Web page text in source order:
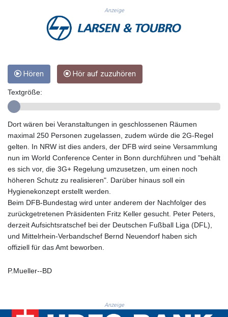
GBP 0.857373
GEL 3.018718
GGP 0.857481
GMD 84.845162
GYD 241.124538
HKD 9.054775
HNL 30.893904
HRK 7.535207
HTG 150.703267
HUF 363.227272
IDR 20683.84493
ILS 3.477857
IMP 0.857481
INR 109.853402
IQD 1509.981531
IRR
1587015.850814
KES 149.373012
KGS 100.948559
Anzeige
Hören Hör auf zuzuhören
Textgröße:
Dort wären bei Veranstaltungen in geschlossenen Räumen
maximal 250 Personen zugelassen, zudem würde die 2G-Regel
gelten. In NRW ist dies anders, der DFB wird seine Versammlung
nun im World Conference Center in Bonn durchführen und "behält
es sich vor, die 3G+ Regelung umzusetzen, um einen noch
höheren Schutz zu realisieren". Darüber hinaus soll ein
Hygienekonzept erstellt werden.
Beim DFB-Bundestag wird unter anderem der Nachfolger des
zurückgetretenen Präsidenten Fritz Keller gesucht. Peter Peters,
derzeit Aufsichtsratschef bei der Deutschen Fußball Liga (DFL),
und Mittelrhein-Verbandschef Bernd Neuendorf haben sich
offiziell für das Amt beworben.
P.Mueller--BD
Anzeige